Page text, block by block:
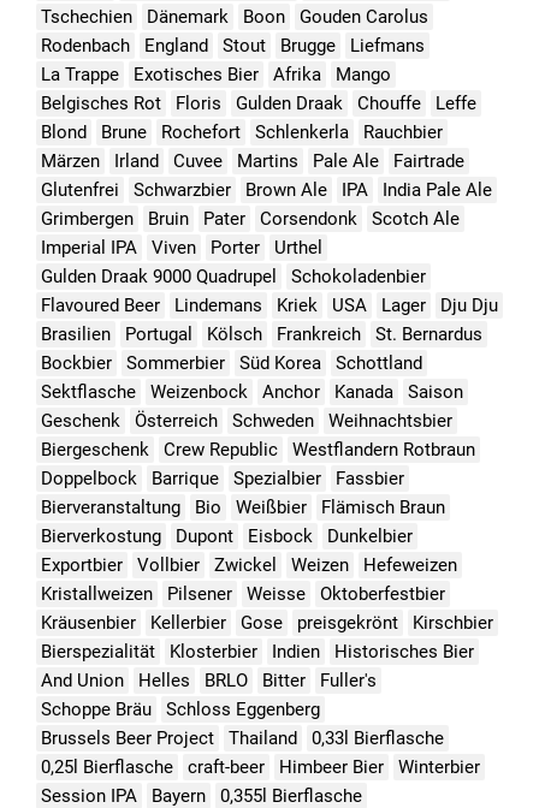
Tschechien
Dänemark Boon
Gouden Carolus
Rodenbach
England Stout Brugge
Liefmans
La Trappe
Exotisches Bier Afrika
Mango
Belgisches Rot
Floris Gulden Draak Chouffe
Leffe
Blond
Brune Rochefort Schlenkerla
Rauchbier
Märzen
Irland Cuvee Martins Pale Ale
Fairtrade
Glutenfrei
Schwarzbier Brown Ale IPA
India Pale Ale
Grimbergen
Bruin Pater Corsendonk
Scotch Ale
Imperial IPA
Viven Porter
Urthel
Gulden Draak 9000 Quadrupel
Schokoladenbier
Flavoured Beer
Lindemans Kriek USA Lager
Dju Dju
Brasilien
Portugal Kölsch Frankreich
St. Bernardus
Bockbier
Sommerbier Süd Korea
Schottland
Sektflasche
Weizenbock Anchor Kanada
Saison
Geschenk
Österreich Schweden
Weihnachtsbier
Biergeschenk
Crew Republic
Westflandern Rotbraun
Doppelbock
Barrique Spezialbier
Fassbier
Bierveranstaltung
Bio Weißbier
Flämisch Braun
Bierverkostung
Dupont Eisbock
Dunkelbier
Exportbier
Vollbier Zwickel Weizen
Hefeweizen
Kristallweizen
Pilsener Weisse
Oktoberfestbier
Kräusenbier
Kellerbier Gose preisgekrönt
Kirschbier
Bierspezialität
Klosterbier Indien
Historisches Bier
And Union
Helles BRLO Bitter
Fuller's
Schoppe Bräu
Schloss Eggenberg
Brussels Beer Project
Thailand
0,33l Bierflasche
0,25l Bierflasche
craft-beer Himbeer Bier
Winterbier
Session IPA
Bayern
0,355l Bierflasche